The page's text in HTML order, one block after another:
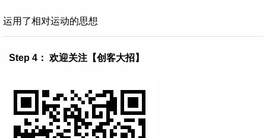
运用了相对运动的思想
Step 4： 欢迎关注【创客大招】